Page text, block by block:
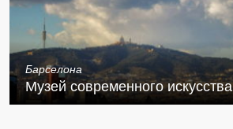
Барселона
Музей современного искусства